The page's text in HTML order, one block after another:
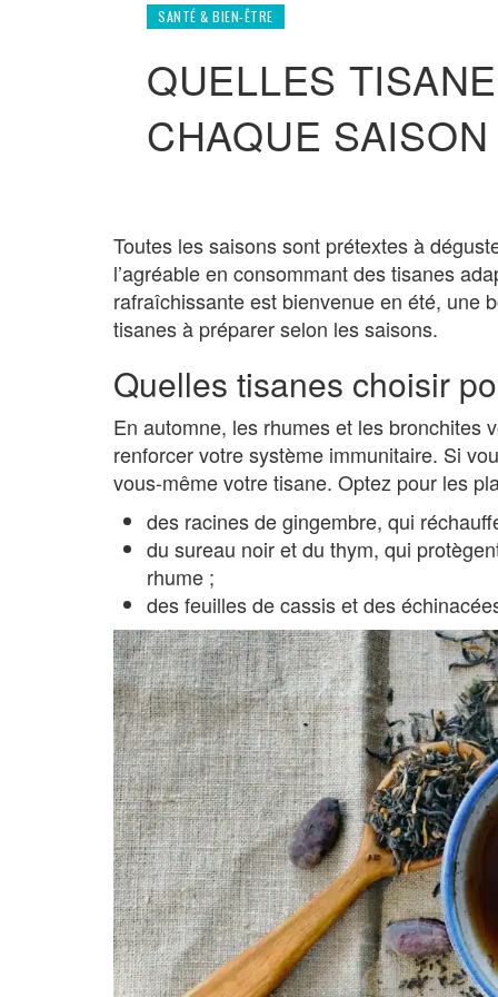
SANTÉ & BIEN-ÊTRE
QUELLES
CHAQUE
Toutes les saisons sont prétextes à
l’agréable en consommant des tisanes
rafraîchissante est bienvenue en été, une
tisanes à préparer selon les saisons.
Quelles tisanes choisir
En automne, les rhumes et les bronchites
renforcer votre système immunitaire. Si
vous-même votre tisane. Optez pour les
des racines de gingembre, qui
du sureau noir et du thym, qui
rhume ;
des feuilles de cassis et des